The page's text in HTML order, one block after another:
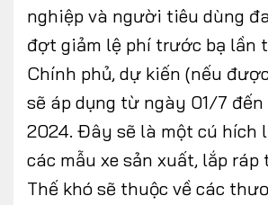
nghiệp và người tiêu dùng
đợt giảm lệ phí trước bạ lần
Chính phủ, dự kiến (nếu
sẽ áp dụng từ ngày 01/7
2024. Đây sẽ là một cú hích
các mẫu xe sản xuất, lắp ráp
Thế khó sẽ thuộc về các